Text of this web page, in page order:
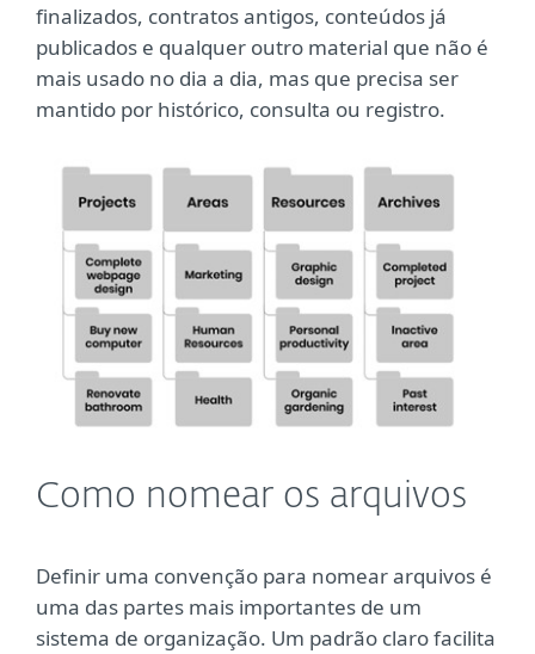
finalizados, contratos antigos, conteúdos já
publicados e qualquer outro material que não é
mais usado no dia a dia, mas que precisa ser
mantido por histórico, consulta ou registro.
Como nomear os arquivos
Definir uma convenção para nomear arquivos é
uma das partes mais importantes de um
sistema de organização. Um padrão claro facilita